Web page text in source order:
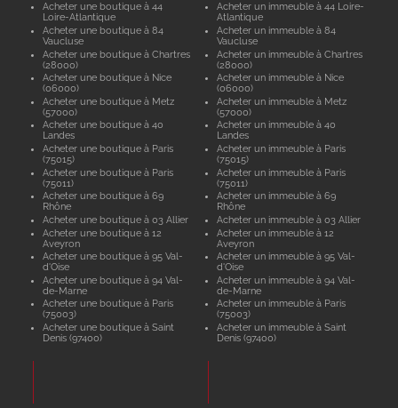
Acheter une boutique à 44
Loire-Atlantique
Acheter une boutique à 84
Vaucluse
Acheter une boutique à Chartres
(28000)
Acheter une boutique à Nice
(06000)
Acheter une boutique à Metz
(57000)
Acheter une boutique à 40
Landes
Acheter une boutique à Paris
(75015)
Acheter une boutique à Paris
(75011)
Acheter une boutique à 69
Rhône
Acheter une boutique à 03 Allier
Acheter une boutique à 12
Aveyron
Acheter une boutique à 95 Val-
d'Oise
Acheter une boutique à 94 Val-
de-Marne
Acheter une boutique à Paris
(75003)
Acheter une boutique à Saint
Denis (97400)
Acheter un immeuble à 44 Loire-
Atlantique
Acheter un immeuble à 84
Vaucluse
Acheter un immeuble à Chartres
(28000)
Acheter un immeuble à Nice
(06000)
Acheter un immeuble à Metz
(57000)
Acheter un immeuble à 40
Landes
Acheter un immeuble à Paris
(75015)
Acheter un immeuble à Paris
(75011)
Acheter un immeuble à 69
Rhône
Acheter un immeuble à 03 Allier
Acheter un immeuble à 12
Aveyron
Acheter un immeuble à 95 Val-
d'Oise
Acheter un immeuble à 94 Val-
de-Marne
Acheter un immeuble à Paris
(75003)
Acheter un immeuble à Saint
Denis (97400)